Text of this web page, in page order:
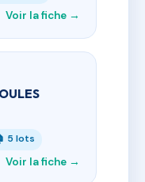
Voir la fiche →
5 lots
Voir la fiche →